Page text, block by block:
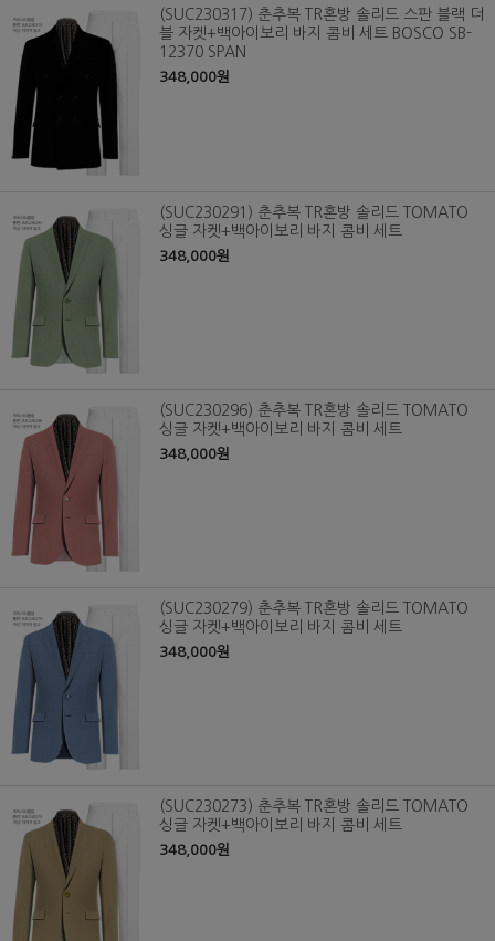
(SUC230317) 춘추복 TR혼방 솔리드 스판 블랙 더
블 자켓+백아이보리 바지 콤비 세트 BOSCO SB-
12370 SPAN
348,000원
(SUC230291) 춘추복 TR혼방 솔리드 TOMATO
싱글 자켓+백아이보리 바지 콤비 세트
348,000원
(SUC230296) 춘추복 TR혼방 솔리드 TOMATO
싱글 자켓+백아이보리 바지 콤비 세트
348,000원
(SUC230279) 춘추복 TR혼방 솔리드 TOMATO
싱글 자켓+백아이보리 바지 콤비 세트
348,000원
(SUC230273) 춘추복 TR혼방 솔리드 TOMATO
싱글 자켓+백아이보리 바지 콤비 세트
348,000원